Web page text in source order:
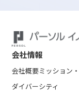
会社情報
会社概要ミッション
ダイバーシティ